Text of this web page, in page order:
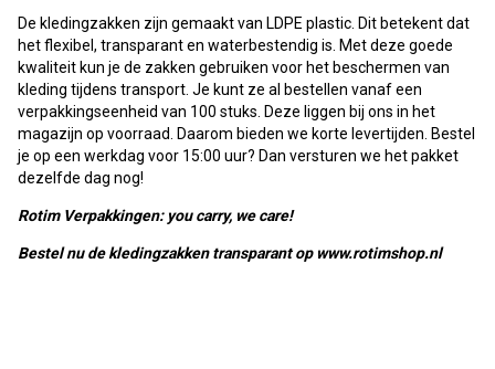
De kledingzakken zijn gemaakt van LDPE plastic. Dit betekent dat
het flexibel, transparant en waterbestendig is. Met deze goede
kwaliteit kun je de zakken gebruiken voor het beschermen van
kleding tijdens transport. Je kunt ze al bestellen vanaf een
verpakkingseenheid van 100 stuks. Deze liggen bij ons in het
magazijn op voorraad. Daarom bieden we korte levertijden. Bestel
je op een werkdag voor 15:00 uur? Dan versturen we het pakket
dezelfde dag nog!
Rotim Verpakkingen: you carry, we care!
Bestel nu de kledingzakken transparant op www.rotimshop.nl